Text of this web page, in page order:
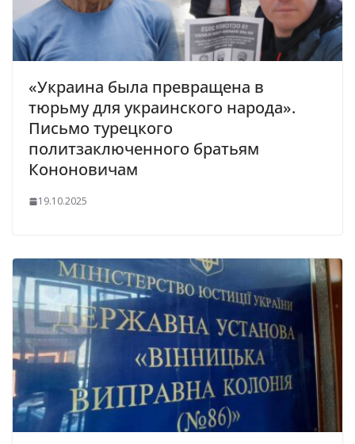
«Украина была превращена в
тюрьму для украинского народа».
Письмо турецкого
политзаключенного братьям
Кононовичам
19.10.2025